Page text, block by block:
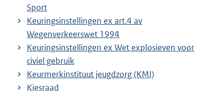
Sport
Keuringsinstellingen ex art.4 av
Wegenverkeerswet 1994
Keuringsinstellingen ex Wet explosieven voor
civiel gebruik
Keurmerkinstituut jeugdzorg (KMI)
Kiesraad